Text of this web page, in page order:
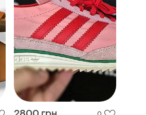
2800 грн 0
Adidas
Кросівки жіночі adidas sl 72
og pink(оригінал) 38-24,5
38⅔-25 39⅓-25,5
41⅓-26,5см
і ще 3